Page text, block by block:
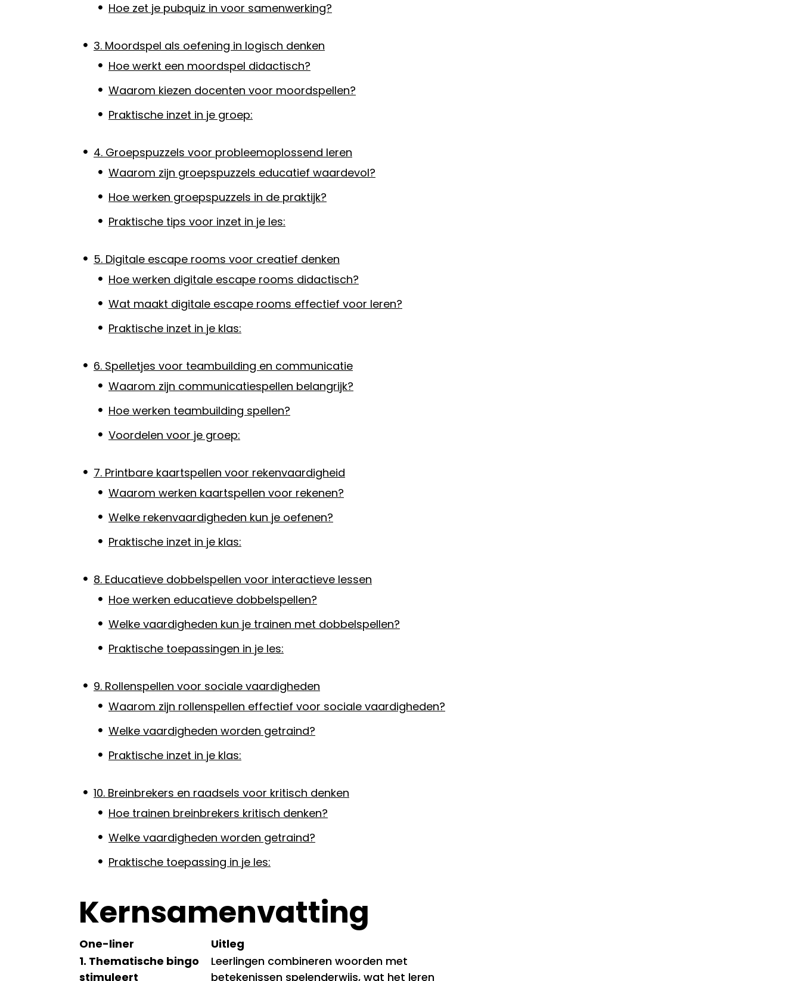
Hoe zet je pubquiz in voor samenwerking?
3. Moordspel als oefening in logisch denken
Hoe werkt een moordspel didactisch?
Waarom kiezen docenten voor moordspellen?
Praktische inzet in je groep:
4. Groepspuzzels voor probleemoplossend leren
Waarom zijn groepspuzzels educatief waardevol?
Hoe werken groepspuzzels in de praktijk?
Praktische tips voor inzet in je les:
5. Digitale escape rooms voor creatief denken
Hoe werken digitale escape rooms didactisch?
Wat maakt digitale escape rooms effectief voor leren?
Praktische inzet in je klas:
6. Spelletjes voor teambuilding en communicatie
Waarom zijn communicatiespellen belangrijk?
Hoe werken teambuilding spellen?
Voordelen voor je groep:
7. Printbare kaartspellen voor rekenvaardigheid
Waarom werken kaartspellen voor rekenen?
Welke rekenvaardigheden kun je oefenen?
Praktische inzet in je klas:
8. Educatieve dobbelspellen voor interactieve lessen
Hoe werken educatieve dobbelspellen?
Welke vaardigheden kun je trainen met dobbelspellen?
Praktische toepassingen in je les:
9. Rollenspellen voor sociale vaardigheden
Waarom zijn rollenspellen effectief voor sociale vaardigheden?
Welke vaardigheden worden getraind?
Praktische inzet in je klas:
10. Breinbrekers en raadsels voor kritisch denken
Hoe trainen breinbrekers kritisch denken?
Welke vaardigheden worden getraind?
Praktische toepassing in je les:
Kernsamenvatting
One-liner
Uitleg
1. Thematische bingo
stimuleert
Leerlingen combineren woorden met
betekenissen spelenderwijs, wat het leren